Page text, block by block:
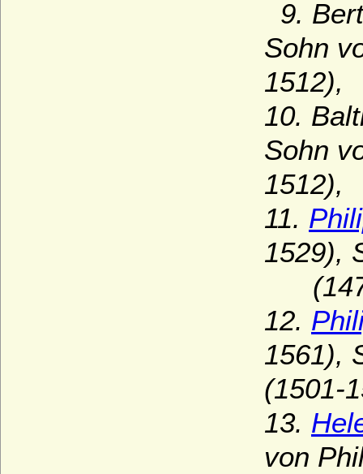
9.
Sohn
1512),
10.
Sohn
1512),
11.
1529),
12.
1561),
(1501-
13.
von